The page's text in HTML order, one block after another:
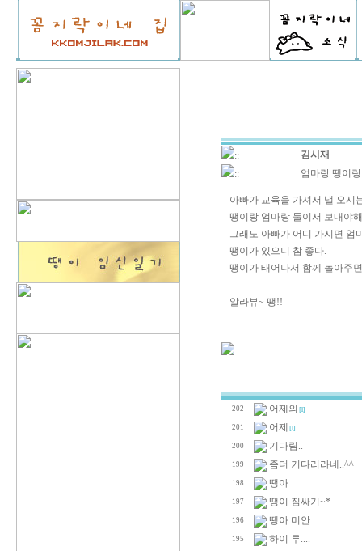
::
김시재
::
엄마랑 땡이
아빠가 교육을 가셔서 낼 오시
땡이랑 엄마랑 둘이서 보내야
그래도 아빠가 어디 가시면 엄
땡이가 있으니 참 좋다.
땡이가 태어나서 함께 놀아주
알라뷰~ 땡!!
202 어제의 [1]
201 어제 [1]
200 기다림..
199 좀더 기다리라네..^^
198 땡아
197 땡이 짐싸기~*
196 땡아 미안..
195 하이 루....